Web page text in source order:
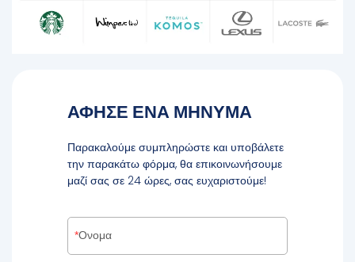
ΑΦΗΣΕ ΕΝΑ ΜΗΝΥΜΑ
Παρακαλούμε συμπληρώστε και υποβάλετε
την παρακάτω φόρμα, θα επικοινωνήσουμε
μαζί σας σε 24 ώρες, σας ευχαριστούμε!
Ονομα